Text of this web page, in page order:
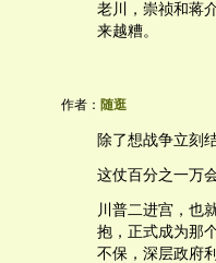
老川，崇祯和蒋
来越糟。
作者： 随逛
除了想战争立刻
这仗百分之一万
川普二进宫，也
抱，正式成为那
不保，深层政府